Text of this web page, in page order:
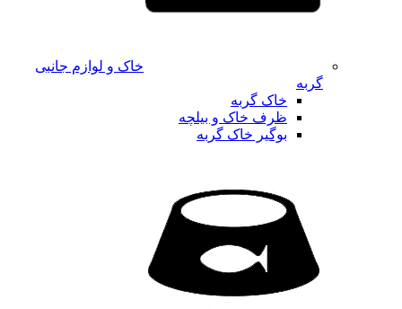
خاک و لوازم جانبی
گربه
خاک گربه
ظرف خاک و بیلچه
بوگیر خاک گربه